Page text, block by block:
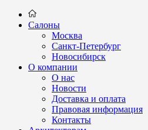
Салоны
Москва
Санкт-Петербург
Новосибирск
О компании
О нас
Новости
Доставка и оплата
Правовая информация
Контакты